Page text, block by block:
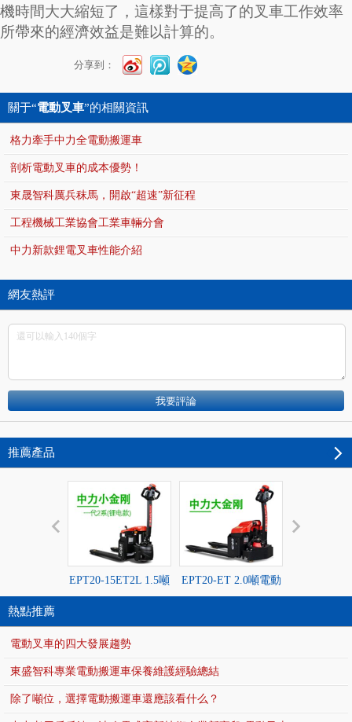
機時間大大縮短了，這樣對于提高了的叉車工作效率
所帶來的經濟效益是難以計算的。
分享到：
關于“電動叉車”的相關資訊
格力牽手中力全電動搬運車
剖析電動叉車的成本優勢！
東晟智科厲兵秣馬，開啟“超速”新征程
工程機械工業協會工業車輛分會
中力新款鋰電叉車性能介紹
網友熱評
推薦產品
EPT20-15ET2L 1.5噸
金剛2系(鋰電款)
EPT20-ET 2.0噸電動
熱點推薦
電動叉車的四大發展趨勢
東盛智科專業電動搬運車保養維護經驗總結
除了噸位，選擇電動搬運車還應該看什么？